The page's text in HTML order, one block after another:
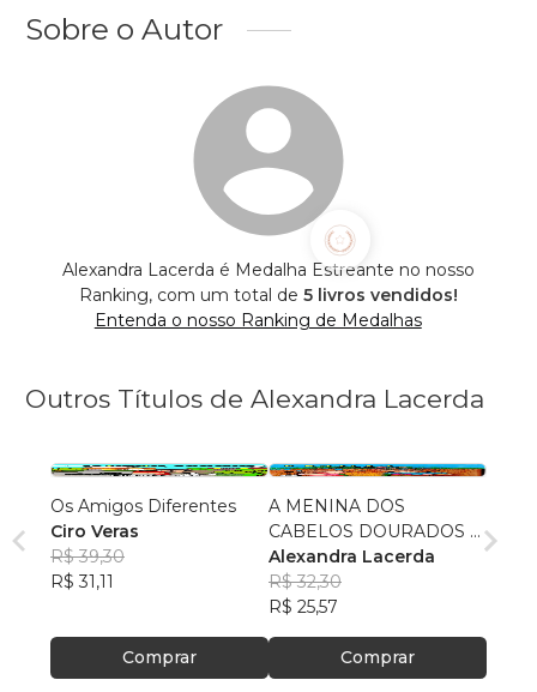
Sobre o Autor
Alexandra Lacerda é Medalha Estreante no nosso
Ranking, com um total de 5 livros vendidos!
Entenda o nosso Ranking de Medalhas
Outros Títulos de Alexandra Lacerda
Os Amigos Diferentes
Ciro Veras
R$ 39,30
R$ 31,11
Comprar
A MENINA DOS
CABELOS DOURADOS E
A BORBOLETA AZUL
Alexandra Lacerda
R$ 32,30
R$ 25,57
Comprar